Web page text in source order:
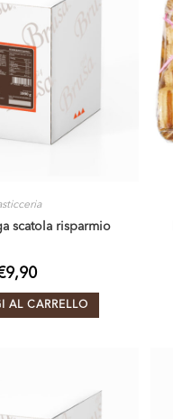
scatola risparmio
9,90
AL CARRELLO